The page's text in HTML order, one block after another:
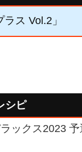
ス Vol.2」
シピ
ックス2023